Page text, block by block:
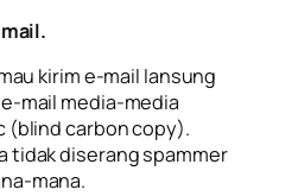
kirim e-mail lansung
mail media-media
(blind carbon copy).
tidak diserang spammer
mana.